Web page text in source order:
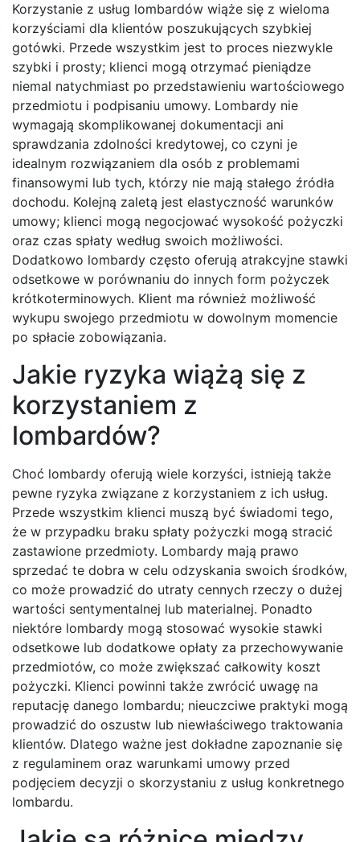
Korzystanie z usług lombardów wiąże się z wieloma
korzyściami dla klientów poszukujących szybkiej
gotówki. Przede wszystkim jest to proces niezwykle
szybki i prosty; klienci mogą otrzymać pieniądze
niemal natychmiast po przedstawieniu wartościowego
przedmiotu i podpisaniu umowy. Lombardy nie
wymagają skomplikowanej dokumentacji ani
sprawdzania zdolności kredytowej, co czyni je
idealnym rozwiązaniem dla osób z problemami
finansowymi lub tych, którzy nie mają stałego źródła
dochodu. Kolejną zaletą jest elastyczność warunków
umowy; klienci mogą negocjować wysokość pożyczki
oraz czas spłaty według swoich możliwości.
Dodatkowo lombardy często oferują atrakcyjne stawki
odsetkowe w porównaniu do innych form pożyczek
krótkoterminowych. Klient ma również możliwość
wykupu swojego przedmiotu w dowolnym momencie
po spłacie zobowiązania.
Jakie ryzyka wiążą się z
korzystaniem z
lombardów?
Choć lombardy oferują wiele korzyści, istnieją także
pewne ryzyka związane z korzystaniem z ich usług.
Przede wszystkim klienci muszą być świadomi tego,
że w przypadku braku spłaty pożyczki mogą stracić
zastawione przedmioty. Lombardy mają prawo
sprzedać te dobra w celu odzyskania swoich środków,
co może prowadzić do utraty cennych rzeczy o dużej
wartości sentymentalnej lub materialnej. Ponadto
niektóre lombardy mogą stosować wysokie stawki
odsetkowe lub dodatkowe opłaty za przechowywanie
przedmiotów, co może zwiększać całkowity koszt
pożyczki. Klienci powinni także zwrócić uwagę na
reputację danego lombardu; nieuczciwe praktyki mogą
prowadzić do oszustw lub niewłaściwego traktowania
klientów. Dlatego ważne jest dokładne zapoznanie się
z regulaminem oraz warunkami umowy przed
podjęciem decyzji o skorzystaniu z usług konkretnego
lombardu.